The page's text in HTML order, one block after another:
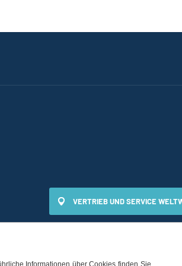
VERTRIEB UND SERVICE
Informationen über Cookies finden Sie